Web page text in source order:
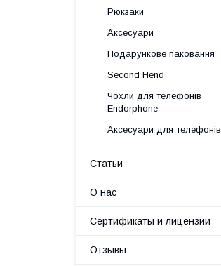
Рюкзаки
Аксесуари
Подарункове паковання
Second Hend
Чохли для телефонів
Endorphone
Аксесуари для телефонів
Статьи
О нас
Сертификаты и лицензии
Отзывы